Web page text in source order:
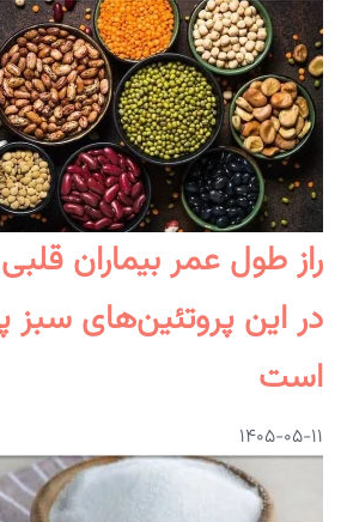
راز طول عمر بیماران
در این پروتئین‌های سبز
است
۱۴۰۵-۰۵-۱۱